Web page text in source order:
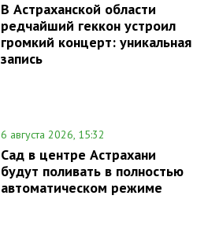
В Астраханской области
редчайший геккон устроил
громкий концерт: уникальная
запись
6 августа 2026, 15:32
Сад в центре Астрахани
будут поливать в полностью
автоматическом режиме